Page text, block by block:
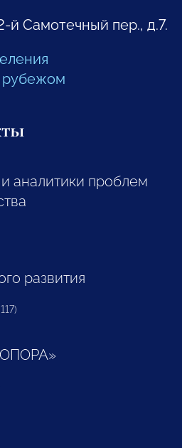
й Самотечный пер., д.7.
рубежом
аналитики проблем
развития